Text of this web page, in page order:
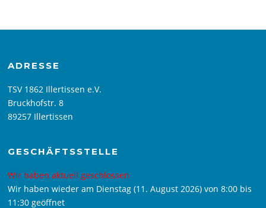
ADRESSE
TSV 1862 Illertissen e.V.
Bruckhofstr. 8
89257 Illertissen
GESCHÄFTSSTELLE
Wir haben aktuell geschlossen
Wir haben wieder am Dienstag (11. August 2026) von 8:00 bis
11:30 geöffnet